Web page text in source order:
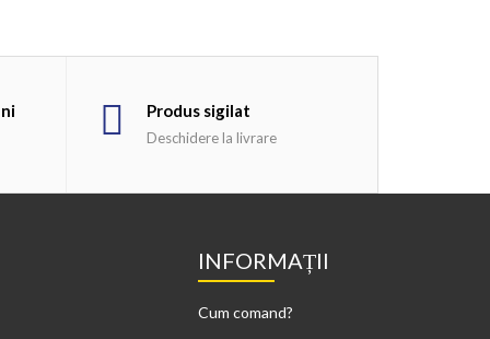
Produs sigilat
Deschidere la livrare
INFORMAȚII
Cum comand?